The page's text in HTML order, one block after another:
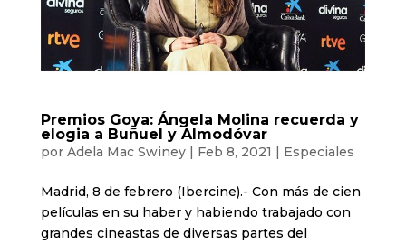
Premios Goya: Ángela Molina recuerda y
elogia a Buñuel y Almodóvar
por Adela Mac Swiney| Feb 8, 2021 | Especiales
Madrid, 8 de febrero (Ibercine).- Con más de cien
películas en su haber y habiendo trabajado con
grandes cineastas de diversas partes del